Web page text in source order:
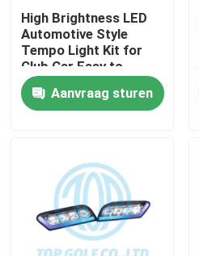
Huis
Producten
Ongeveer ons
Fabrieksreis
Kwaliteitscontrole
High Brightness LED
Automotive Style
Tempo Light Kit for
Club Car Easy to
Install Golf Cart LED
Light KitAanvraag sturen